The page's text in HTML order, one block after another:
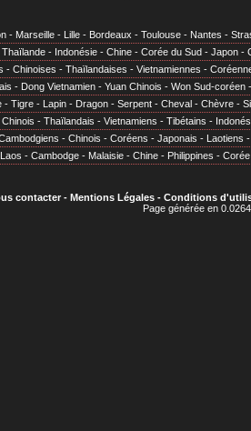
- Marseille - Lille - Bordeaux - Toulouse - Nantes -
Thaïlande - Indonésie - Chine - Corée du Sud - Japon -
- Chinoises - Thaïlandaises - Vietnamiennes -
- Dong Vietnamien - Yuan Chinois - Won Sud-coréen
- Tigre - Lapin - Dragon - Serpent - Cheval - Chèvre -
Chinois - Thaïlandais - Vietnamiens - Tibétains -
- Chinois - Coréens - Japonais - Laotiens
Laos - Cambodge - Malaisie - Chine - Philippines - Corée
contacter- Mentions Légales- Conditions
Page générée en